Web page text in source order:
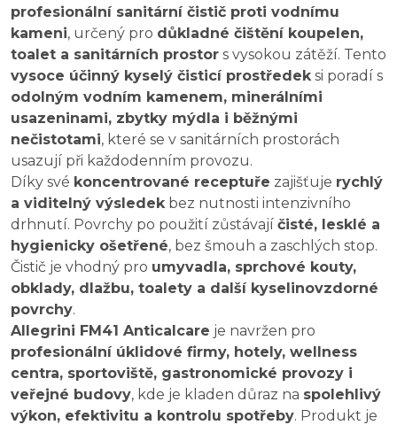
profesionální sanitární čistič proti vodnímu
kameni, určený pro důkladné čištění koupelen,
toalet a sanitárních prostor s vysokou zátěží. Tento
vysoce účinný kyselý čisticí prostředek si poradí s
odolným vodním kamenem, minerálními
usazeninami, zbytky mýdla i běžnými
nečistotami, které se v sanitárních prostorách
usazují při každodenním provozu.
Díky své koncentrované receptuře zajišťuje rychlý
a viditelný výsledek bez nutnosti intenzivního
drhnutí. Povrchy po použití zůstávají čisté, lesklé a
hygienicky ošetřené, bez šmouh a zaschlých stop.
Čistič je vhodný pro umyvadla, sprchové kouty,
obklady, dlažbu, toalety a další kyselinovzdorné
povrchy.
Allegrini FM41 Anticalcare je navržen pro
profesionální úklidové firmy, hotely, wellness
centra, sportoviště, gastronomické provozy i
veřejné budovy, kde je kladen důraz na spolehlivý
výkon, efektivitu a kontrolu spotřeby. Produkt je